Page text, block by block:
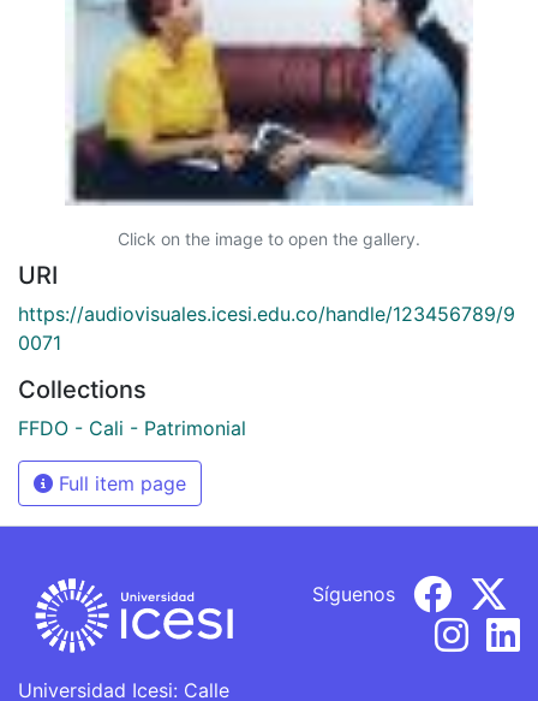
Click on the image to open the gallery.
URI
https://audiovisuales.icesi.edu.co/handle/123456789/9
0071
Collections
FFDO - Cali - Patrimonial
Full item page
Universidad Icesi: Calle
Síguenos